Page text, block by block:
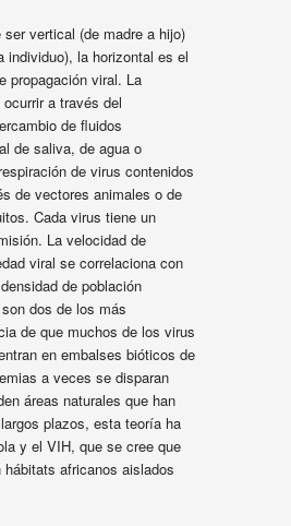
vertical (de madre a hijo)
individuo), la horizontal es el
propagación viral. La
a través del
de fluidos
de saliva, de agua o
de virus contenidos
de vectores animales o de
Cada virus tiene un
La velocidad de
viral se correlaciona con
de población
dos de los más
de que muchos de los virus
en embalses bióticos de
a veces se disparan
áreas naturales que han
plazos, esta teoría ha
y el VIH, que se cree que
africanos aislados